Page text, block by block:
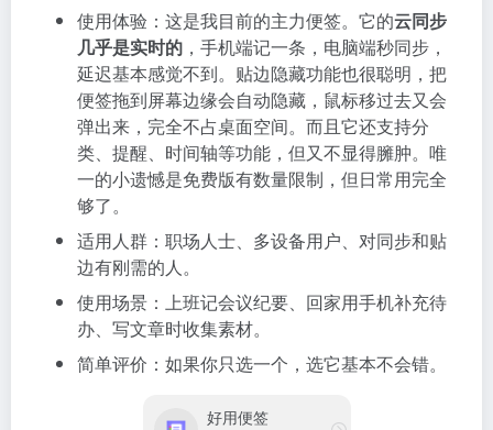
使用体验：这是我目前的主力便签。它的云同步
几乎是实时的 ，手机端记一条，电脑端秒同步，
延迟基本感觉不到。贴边隐藏功能也很聪明，把
便签拖到屏幕边缘会自动隐藏，鼠标移过去又会
弹出来，完全不占桌面空间。而且它还支持分
类、提醒、时间轴等功能，但又不显得臃肿。唯
一的小遗憾是免费版有数量限制，但日常用完全
够了。
适用人群：职场人士、多设备用户、对同步和贴
边有刚需的人。
使用场景：上班记会议纪要、回家用手机补充待
办、写文章时收集素材。
简单评价：如果你只选一个，选它基本不会错。
好用便签